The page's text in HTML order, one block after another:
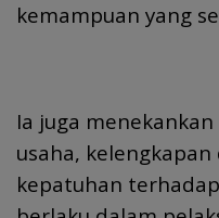
kemampuan yang
Ia juga
usaha,
kepatuhan